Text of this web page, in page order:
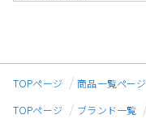
TOPページ 商品一覧ページ
TOPページ
ブランド一覧